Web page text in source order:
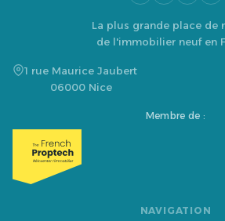
La plus grande place de
de l'immobilier neuf en
1 rue Maurice Jaubert
06000 Nice
Membre de :
NAVIGATION